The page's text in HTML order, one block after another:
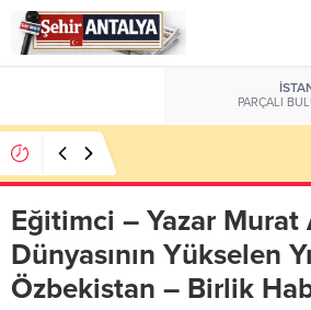
PARÇALI
Eğitimci – Yazar Murat
Dünyasının Yükselen
Özbekistan – Birlik